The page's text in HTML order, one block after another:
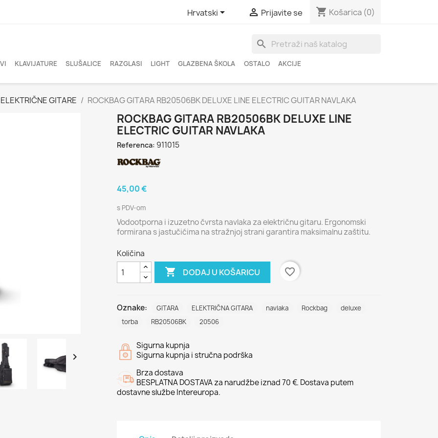
Hrvatski  Prijavite se shopping_cart Košarica (0)
search
KLAVIJATURE SLUŠALICE RAZGLASI LIGHT GLAZBENA ŠKOLA OSTALO AKCIJE
ELEKTRIČNE GITARE ROCKBAG GITARA RB20506BK DELUXE LINE ELECTRIC GUITAR NAVLAKA

ROCKBAG GITARA RB20506BK DELUXE LINE
ELECTRIC GUITAR NAVLAKA
Referenca: 911015
45,00 €
s PDV-om
Vodootporna i izuzetno čvrsta navlaka za električnu gitaru. Ergonomski
formirana s jastučićima na stražnjoj strani garantira maksimalnu zaštitu.
Količina
 DODAJ U KOŠARICU favorite_border
Oznake: GITARA ELEKTRIČNA GITARA navlaka Rockbag
deluxe
torba
RB20506BK 20506
Sigurna kupnja
Sigurna kupnja i stručna podrška
Brza dostava
BESPLATNA DOSTAVA za narudžbe iznad 70 €. Dostava putem
dostavne službe Intereuropa.